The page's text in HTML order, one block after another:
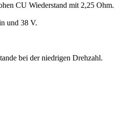
CU Wiederstand mit 2,25 Ohm.
und 38 V.
bei der niedrigen Drehzahl.